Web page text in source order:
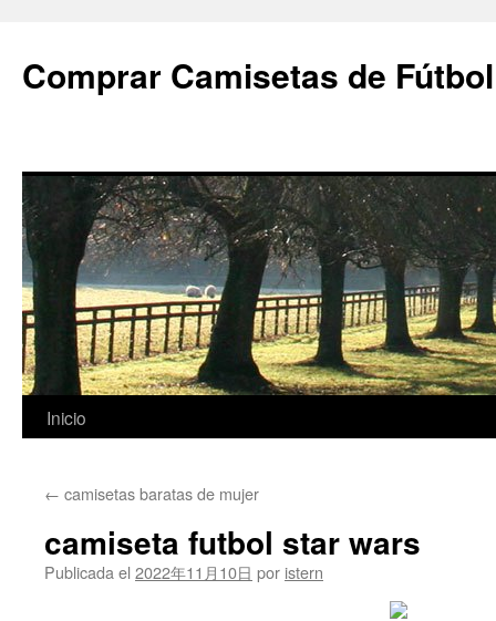
Comprar Camisetas de
Saltar
contenido
Inicio
← camisetas baratas de mujer
camiseta futbol star wars
Publicada el 2022年11月10日 por istern